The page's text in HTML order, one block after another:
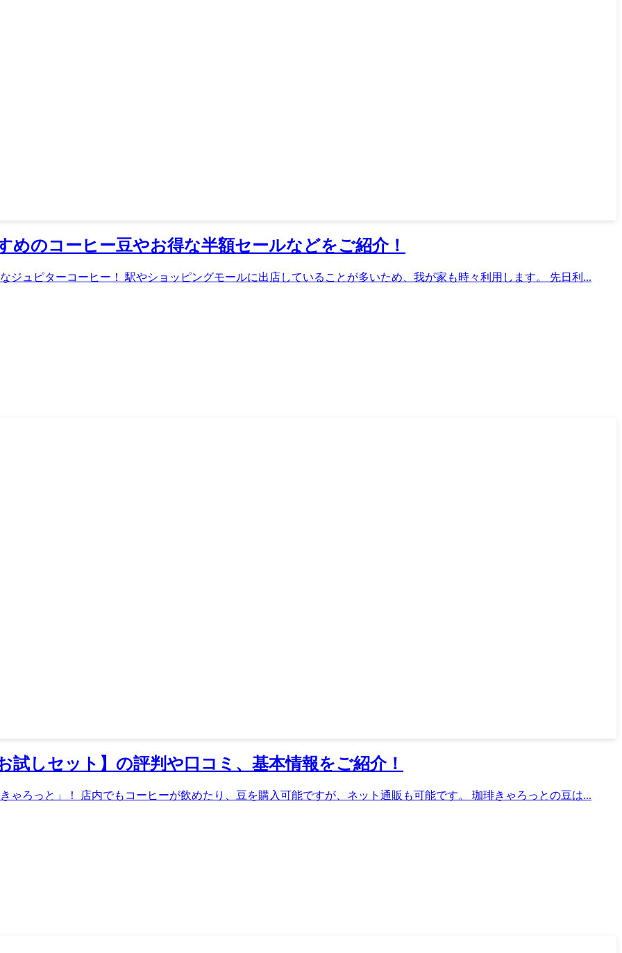
のコーヒー豆やお得な半額セールなどをご紹介！
ジュピターコーヒー！ 駅やショッピングモールに出店していることが多いため、我が家も時々利用します。 先日利...
しセット】の評判や口コミ、基本情報をご紹介！
ゃろっと」！ 店内でもコーヒーが飲めたり、豆を購入可能ですが、ネット通販も可能です。 珈琲きゃろっとの豆は...